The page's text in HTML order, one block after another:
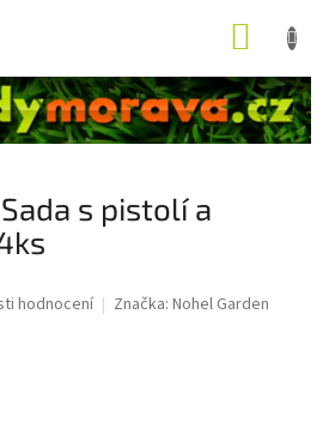
s pistolí a
hodnocení Značka: Nohel Garden